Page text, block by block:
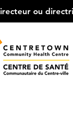
ou